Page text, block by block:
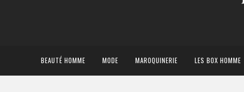
BEAUTÉ HOMME MODE MAROQUINERIE LES BOX HOMME